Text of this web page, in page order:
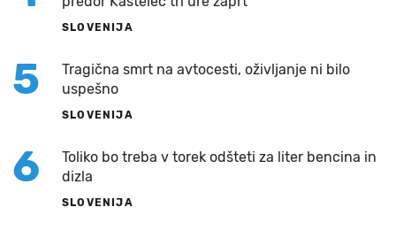
SLOVENIJA
5
Tragična smrt na avtocesti, oživljanje ni bilo
uspešno
SLOVENIJA
6
Toliko bo treba v torek odšteti za liter bencina in
dizla
SLOVENIJA